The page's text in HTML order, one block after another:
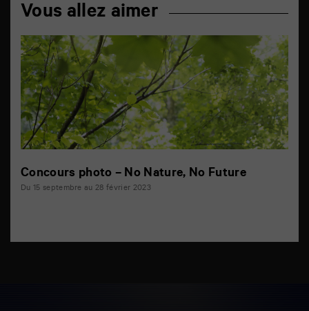
Vous allez aimer
Concours photo – No Nature, No Future
Du 15 septembre au 28 février 2023